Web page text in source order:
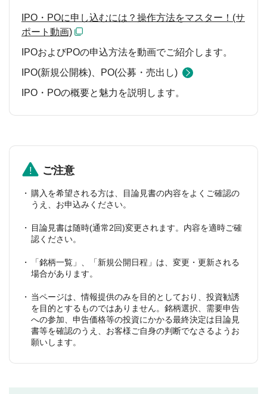
IPO・POに申し込むには？操作方法をマスター！(サ
ポート動画)
IPOおよびPOの申込方法を動画でご紹介します。
IPO(新規公開株)、PO(公募・売出し)
IPO・POの概要と魅力を説明します。
ご注意
購入を希望される方は、目論見書の内容をよくご確認の
うえ、お申込みください。
目論見書は随時(通常2回)変更されます。内容を適時ご確
認ください。
「銘柄一覧」、「新規公開日程」は、変更・更新される
場合があります。
当ページは、情報提供のみを目的としており、投資勧誘
を目的とするものではありません。銘柄選択、需要申告
への参加、申告価格等の投資にかかる最終決定は目論見
書等を確認のうえ、お客様ご自身の判断でなさるようお
願いします。